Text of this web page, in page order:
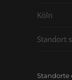
Köln
Standort
Standorte